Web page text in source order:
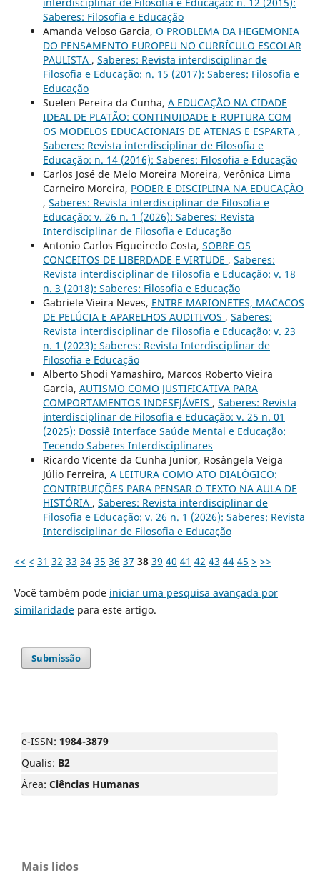
Saberes: Filosofia e Educação
Amanda Veloso Garcia, O PROBLEMA DA HEGEMONIA
DO PENSAMENTO EUROPEU NO CURRÍCULO ESCOLAR
PAULISTA , Saberes: Revista interdisciplinar de
Filosofia e Educação: n. 15 (2017): Saberes: Filosofia e
Educação
Suelen Pereira da Cunha, A EDUCAÇÃO NA CIDADE
IDEAL DE PLATÃO: CONTINUIDADE E RUPTURA COM
OS MODELOS EDUCACIONAIS DE ATENAS E ESPARTA ,
Saberes: Revista interdisciplinar de Filosofia e
Educação: n. 14 (2016): Saberes: Filosofia e Educação
Carlos José de Melo Moreira Moreira, Verônica Lima
Carneiro Moreira, PODER E DISCIPLINA NA EDUCAÇÃO
, Saberes: Revista interdisciplinar de Filosofia e
Educação: v. 26 n. 1 (2026): Saberes: Revista
Interdisciplinar de Filosofia e Educação
Antonio Carlos Figueiredo Costa, SOBRE OS
CONCEITOS DE LIBERDADE E VIRTUDE , Saberes:
Revista interdisciplinar de Filosofia e Educação: v. 18
n. 3 (2018): Saberes: Filosofia e Educação
Gabriele Vieira Neves, ENTRE MARIONETES, MACACOS
DE PELÚCIA E APARELHOS AUDITIVOS , Saberes:
Revista interdisciplinar de Filosofia e Educação: v. 23
n. 1 (2023): Saberes: Revista Interdisciplinar de
Filosofia e Educação
Alberto Shodi Yamashiro, Marcos Roberto Vieira
Garcia, AUTISMO COMO JUSTIFICATIVA PARA
COMPORTAMENTOS INDESEJÁVEIS , Saberes: Revista
interdisciplinar de Filosofia e Educação: v. 25 n. 01
(2025): Dossiê Interface Saúde Mental e Educação:
Tecendo Saberes Interdisciplinares
Ricardo Vicente da Cunha Junior, Rosângela Veiga
Júlio Ferreira, A LEITURA COMO ATO DIALÓGICO:
CONTRIBUIÇÕES PARA PENSAR O TEXTO NA AULA DE
HISTÓRIA , Saberes: Revista interdisciplinar de
Filosofia e Educação: v. 26 n. 1 (2026): Saberes: Revista
Interdisciplinar de Filosofia e Educação
<< < 31 32 33 34 35 36 37 38 39 40 41 42 43 44 45 > >>
Você também pode iniciar uma pesquisa avançada por
similaridadepara este artigo.
Submissão
e-ISSN: 1984-3879
Qualis: B2
Área: Ciências Humanas
Mais lidos